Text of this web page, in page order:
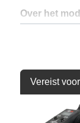
Over het
Dit is een 1/
De nieuw
carrosserie
heeft een
Vereist